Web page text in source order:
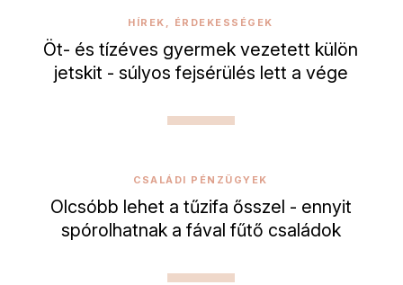
HÍREK, ÉRDEKESSÉGEK
Öt- és tízéves gyermek vezetett külön
jetskit - súlyos fejsérülés lett a vége
CSALÁDI PÉNZÜGYEK
Olcsóbb lehet a tűzifa ősszel - ennyit
spórolhatnak a fával fűtő családok